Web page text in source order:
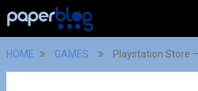
HOME GAMES Playstation Store